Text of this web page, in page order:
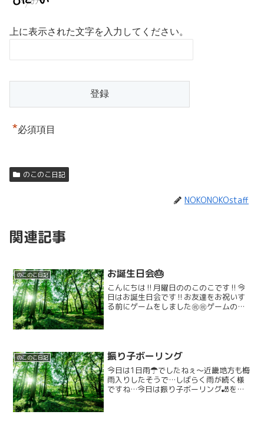
上に表示された文字を入力してください。
*必須項目
のこのこ日記
NOKONOKOstaff
関連記事
のこのこ日記 お誕生日会🎂
こんにちは‼️月曜日ののこのこです‼️今
日はお誕生日会です‼️お友達をお祝いす
る前にゲームをしました㊗️㊗️ゲームの名
のこのこ日記 振り子ボーリング
今日は1日雨☂でしたねぇ〜近畿地方も梅
雨入りしたそうで…しばらく雨が続く様
ですね…今日は振り子ボーリング🎳をし